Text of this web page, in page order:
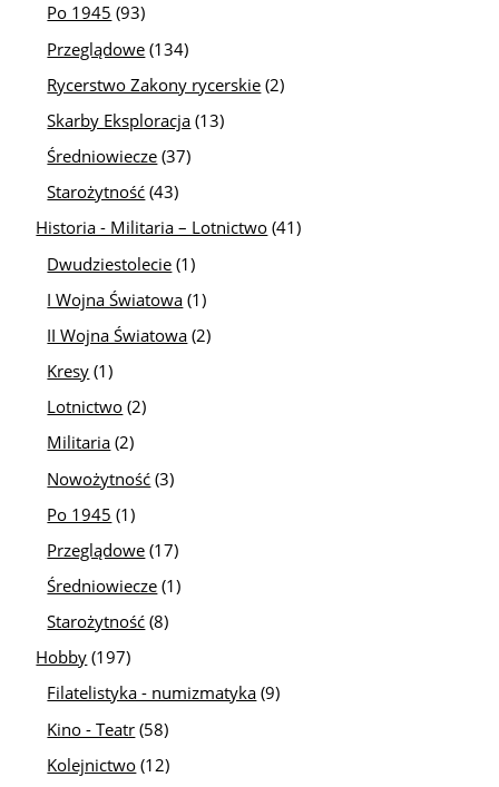
Po 1945 (93)
Przeglądowe (134)
Rycerstwo Zakony rycerskie (2)
Skarby Eksploracja (13)
Średniowiecze (37)
Starożytność (43)
Historia - Militaria – Lotnictwo (41)
Dwudziestolecie (1)
I Wojna Światowa (1)
II Wojna Światowa (2)
Kresy (1)
Lotnictwo (2)
Militaria (2)
Nowożytność (3)
Po 1945 (1)
Przeglądowe (17)
Średniowiecze (1)
Starożytność (8)
Hobby (197)
Filatelistyka - numizmatyka (9)
Kino - Teatr (58)
Kolejnictwo (12)